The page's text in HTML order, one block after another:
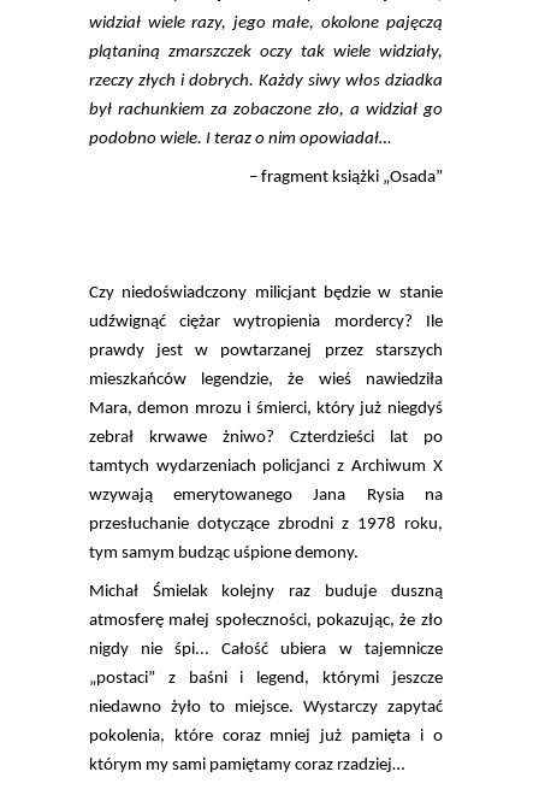
widział wiele razy, jego małe, okolone pajęczą
plątaniną zmarszczek oczy tak wiele widziały,
rzeczy złych i dobrych. Każdy siwy włos dziadka
był rachunkiem za zobaczone zło, a widział go
podobno wiele. I teraz o nim opowiadał…
– fragment książki „Osada”
Czy niedoświadczony milicjant będzie w stanie
udźwignąć ciężar wytropienia mordercy? Ile
prawdy jest w powtarzanej przez starszych
mieszkańców legendzie, że wieś nawiedziła
Mara, demon mrozu i śmierci, który już niegdyś
zebrał krwawe żniwo? Czterdzieści lat po
tamtych wydarzeniach policjanci z Archiwum X
wzywają emerytowanego Jana Rysia na
przesłuchanie dotyczące zbrodni z 1978 roku,
tym samym budząc uśpione demony.
Michał Śmielak kolejny raz buduje duszną
atmosferę małej społeczności, pokazując, że zło
nigdy nie śpi... Całość ubiera w tajemnicze
„postaci” z baśni i legend, którymi jeszcze
niedawno żyło to miejsce. Wystarczy zapytać
pokolenia, które coraz mniej już pamięta i o
którym my sami pamiętamy coraz rzadziej…